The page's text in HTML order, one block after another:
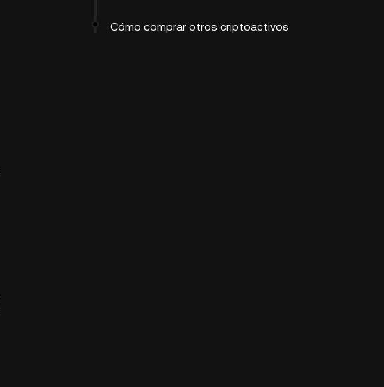
Cómo comprar otros criptoactivos